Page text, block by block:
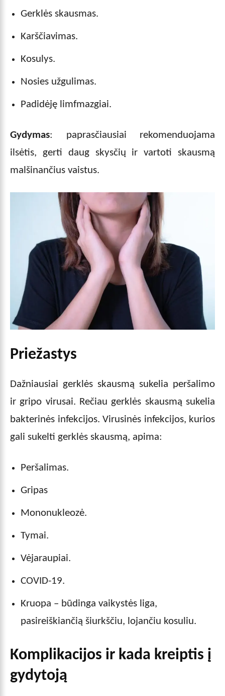
Gerklės skausmas.
Karščiavimas.
Kosulys.
Nosies užgulimas.
Padidėję limfmazgiai.
Gydymas: paprasčiausiai rekomenduojama
ilsėtis, gerti daug skysčių ir vartoti skausmą
malšinančius vaistus.
Priežastys
Dažniausiai gerklės skausmą sukelia peršalimo
ir gripo virusai. Rečiau gerklės skausmą sukelia
bakterinės infekcijos. Virusinės infekcijos, kurios
gali sukelti gerklės skausmą, apima:
Peršalimas.
Gripas
Mononukleozė.
Tymai.
Vėjaraupiai.
COVID-19.
Kruopa – būdinga vaikystės liga,
pasireiškiančią šiurkščiu, lojančiu kosuliu.
Komplikacijos ir kada kreiptis į
gydytoją